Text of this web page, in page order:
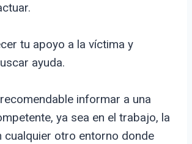
tu apoyo a la víctima y
ayuda.
informar a una
ya sea en el trabajo, la
cualquier otro entorno donde